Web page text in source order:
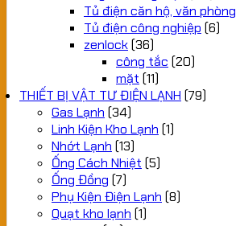
Tủ điện căn hộ, văn phòng
Tủ điện công nghiệp (6)
zenlock(36)
công tắc (20)
mặt (11)
THIẾT BỊ VẬT TƯ ĐIỆN LẠNH (79)
Gas Lạnh (34)
Linh Kiện Kho Lạnh (1)
Nhớt Lạnh (13)
Ống Cách Nhiệt (5)
Ống Đồng (7)
Phụ Kiện Điện Lạnh (8)
Quạt kho lạnh (1)